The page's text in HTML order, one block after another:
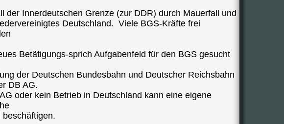
der Innerdeutschen Grenze (zur DDR) durch Mauerfall und
Deutschland. Viele BGS-Kräfte frei
Betätigungs-sprich Aufgabenfeld für den BGS gesucht
der Deutschen Bundesbahn und Deutscher Reichsbahn
DB AG.
oder kein Betrieb in Deutschland kann eine eigene
beschäftigen.